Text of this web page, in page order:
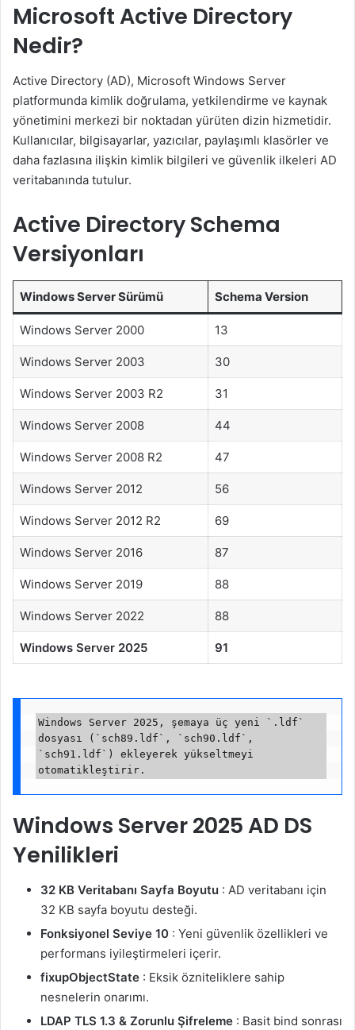
Microsoft Active Directory
Nedir?
Active Directory (AD), Microsoft Windows Server
platformunda kimlik doğrulama, yetkilendirme ve kaynak
yönetimini merkezi bir noktadan yürüten dizin hizmetidir.
Kullanıcılar, bilgisayarlar, yazıcılar, paylaşımlı klasörler ve
daha fazlasına ilişkin kimlik bilgileri ve güvenlik ilkeleri AD
veritabanında tutulur.
Active Directory Schema
Versiyonları
Windows Server Sürümü Schema Version
Windows Server 2000 13
Windows Server 2003 30
Windows Server 2003 R2 31
Windows Server 2008 44
Windows Server 2008 R2 47
Windows Server 2012 56
Windows Server 2012 R2 69
Windows Server 2016 87
Windows Server 2019 88
Windows Server 2022 88
Windows Server 2025 91
Windows Server 2025, şemaya üç yeni `.ldf`
dosyası (`sch89.ldf`, `sch90.ldf`,
`sch91.ldf`) ekleyerek yükseltmeyi
Windows Server 2025 AD DS
Yenilikleri
32 KB Veritabanı Sayfa Boyutu : AD veritabanı için
32 KB sayfa boyutu desteği.
Fonksiyonel Seviye 10 : Yeni güvenlik özellikleri ve
performans iyileştirmeleri içerir.
fixupObjectState : Eksik özniteliklere sahip
nesnelerin onarımı.
LDAP TLS 1.3 & Zorunlu Şifreleme : Basit bind sonrası